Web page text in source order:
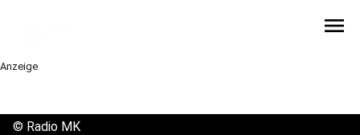
menu
Anzeige
© Radio MK